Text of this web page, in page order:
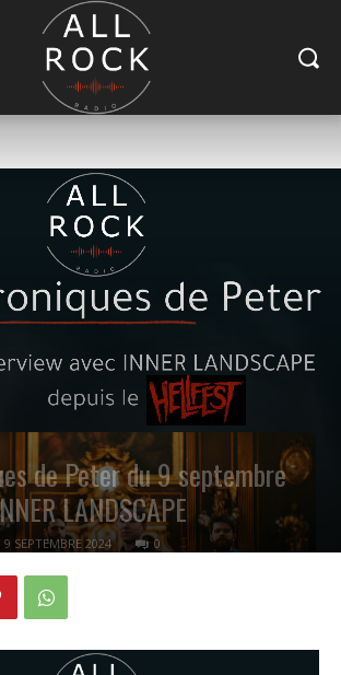
de Peter du 9 septembre
LANDSCAPE
9 SEPTEMBRE 2024 0